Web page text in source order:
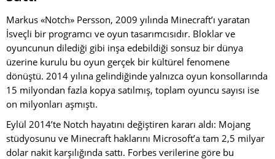
Markus «Notch» Persson, 2009 yılında Minecraft’ı yaratan
İsveçli bir programcı ve oyun tasarımcısıdır. Bloklar ve
oyuncunun dilediği gibi inşa edebildiği sonsuz bir dünya
üzerine kurulu bu oyun gerçek bir kültürel fenomene
dönüştü. 2014 yılına gelindiğinde yalnızca oyun konsollarında
15 milyondan fazla kopya satılmış, toplam oyuncu sayısı ise
on milyonları aşmıştı.
Eylül 2014’te Notch hayatını değiştiren kararı aldı: Mojang
stüdyosunu ve Minecraft haklarını Microsoft’a tam 2,5 milyar
dolar nakit karşılığında sattı. Forbes verilerine göre bu